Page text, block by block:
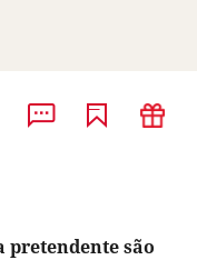
pretendente são